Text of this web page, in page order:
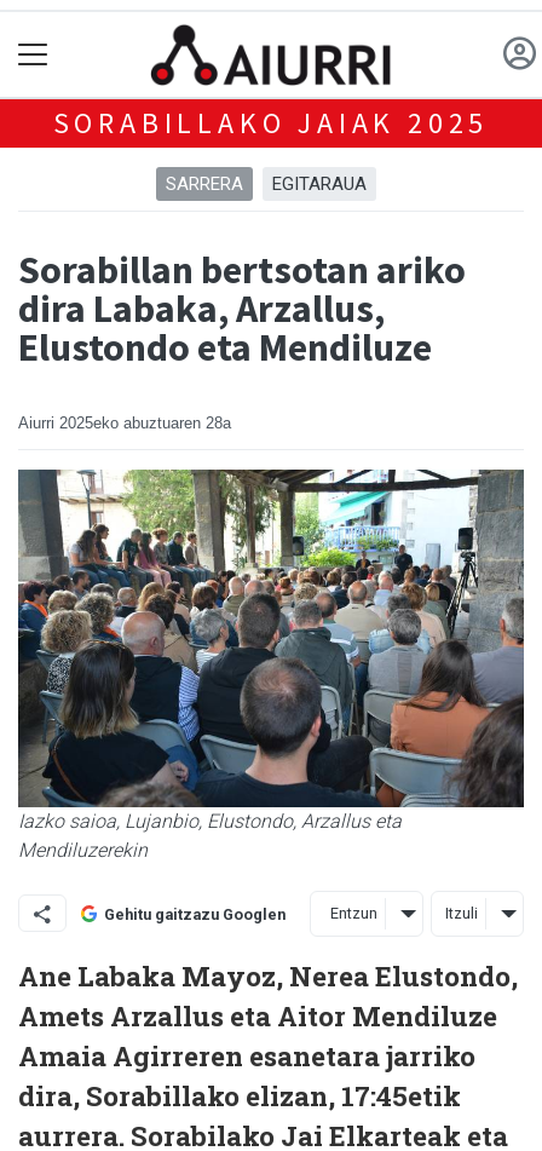
SORABILLAKO JAIAK 2025
SARRERA EGITARAUA
Sorabillan bertsotan ariko
dira Labaka, Arzallus,
Elustondo eta Mendiluze
Aiurri 2025eko abuztuaren 28a
Iazko saioa, Lujanbio, Elustondo, Arzallus eta
Mendiluzerekin
Gehitu gaitzazu Googlen Entzun Itzuli
Ane Labaka Mayoz, Nerea Elustondo,
Amets Arzallus eta Aitor Mendiluze
Amaia Agirreren esanetara jarriko
dira, Sorabillako elizan, 17:45etik
aurrera. Sorabilako Jai Elkarteak eta